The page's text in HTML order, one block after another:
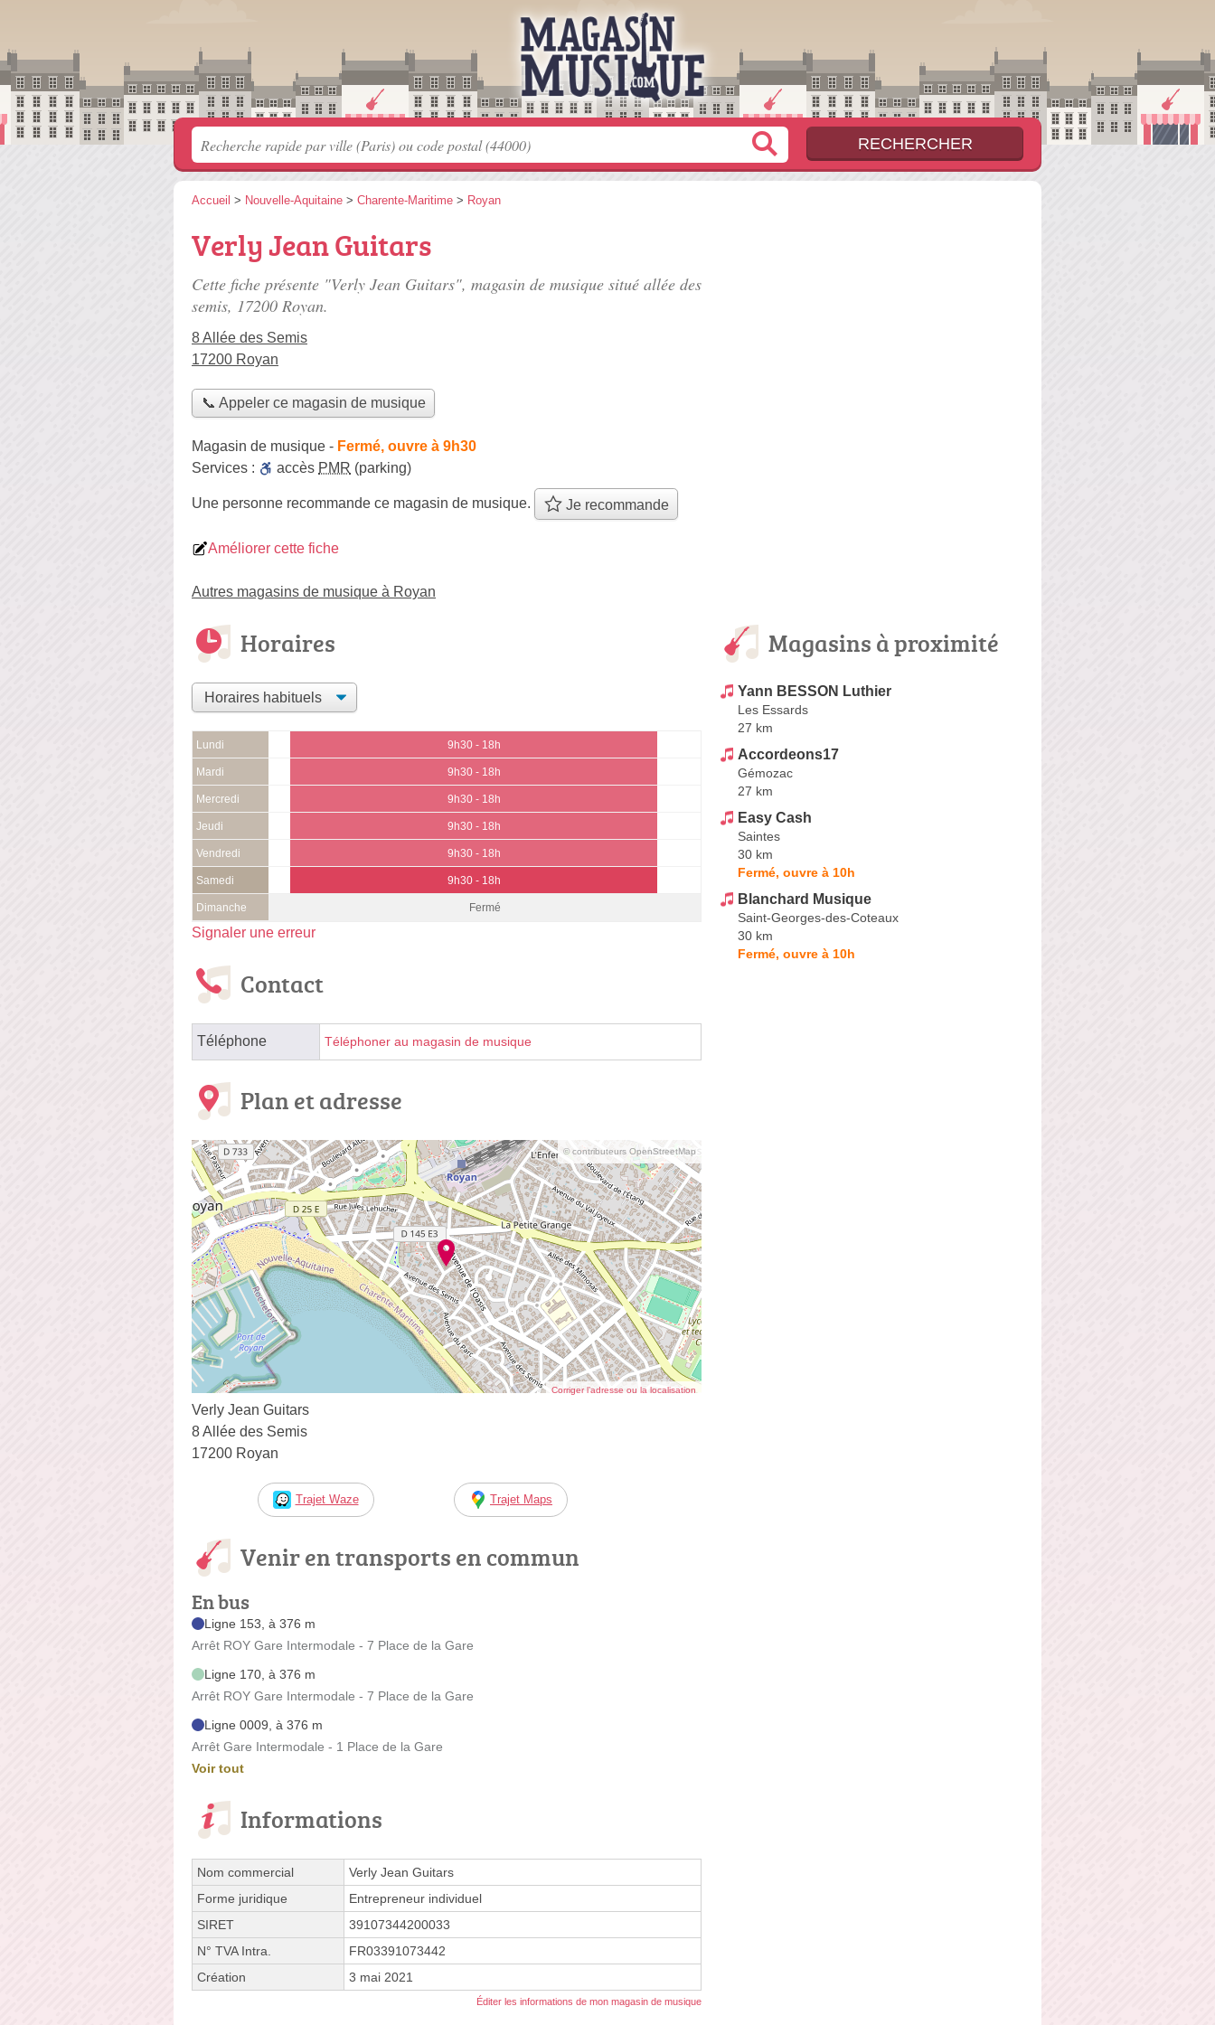
Accueil > Nouvelle-Aquitaine > Charente-Maritime > Royan
Verly Jean Guitars
Cette fiche présente "Verly Jean Guitars", magasin de musique situé allée des
semis, 17200 Royan.
8 Allée des Semis
17200 Royan
📞 Appeler ce magasin de musique
Magasin de musique - Fermé, ouvre à 9h30
Services :
accès PMR (parking)
Une personne recommande ce magasin de musique. Je recommande
Améliorer cette fiche
Autres magasins de musique à Royan
Horaires
Lundi 9h30 - 18h
Mardi 9h30 - 18h
Mercredi 9h30 - 18h
Jeudi 9h30 - 18h
Vendredi 9h30 - 18h
Samedi 9h30 - 18h
Dimanche Fermé
Signaler une erreur
Contact
Téléphone Téléphoner au magasin de musique
Plan et adresse
© contributeurs OpenStreetMap
Corriger l’adresse ou la localisation
Verly Jean Guitars
8 Allée des Semis
17200 Royan
Trajet Waze Trajet Maps
Venir en transports en commun
En bus
Ligne 153, à 376 m
Arrêt ROY Gare Intermodale - 7 Place de la Gare
Ligne 170, à 376 m
Arrêt ROY Gare Intermodale - 7 Place de la Gare
Ligne 0009, à 376 m
Arrêt Gare Intermodale - 1 Place de la Gare
Voir tout
Informations
Nom commercial
Verly Jean Guitars
Forme juridique
Entrepreneur individuel
SIRET
39107344200033
N° TVA Intra.
FR03391073442
Création
3 mai 2021
Éditer les informations de mon magasin de musique
Magasins à proximité
Yann BESSON Luthier
Les Essards
27 km
Accordeons17
Gémozac
27 km
Easy Cash
Saintes
30 km
Fermé, ouvre à 10h
Blanchard Musique
Saint-Georges-des-Coteaux
30 km
Fermé, ouvre à 10h